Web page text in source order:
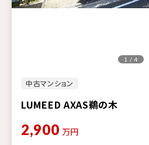
中古マンション
LUMEED AXAS鵜の木
1 / 4
2,900 万円